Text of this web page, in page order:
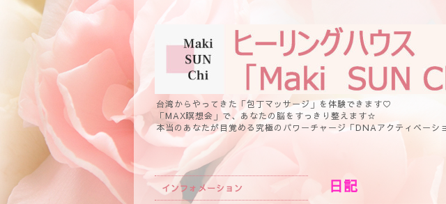
台湾からやってきた「包丁マッサージ」を体験できます♡
「MAX瞑想会」で、あなたの脳をすっきり整えます☆
本当のあなたが目覚める究極のパワーチャージ「DNAアクティベーシ
日記
インフォメーション